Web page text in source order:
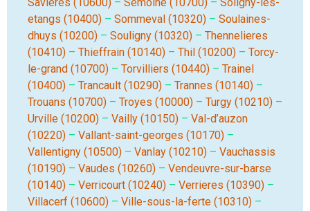
etangs (10400) – Sommeval (10320) – Soulaines-
dhuys (10200) – Souligny (10320) – Thennelieres
(10410) – Thieffrain (10140) – Thil (10200) – Torcy-
le-grand (10700) – Torvilliers (10440) – Trainel
(10400) – Trancault (10290) – Trannes (10140) –
Trouans (10700) – Troyes (10000) – Turgy (10210) –
Urville (10200) – Vailly (10150) – Val-d’auzon
(10220) – Vallant-saint-georges (10170) –
Vallentigny (10500) – Vanlay (10210) – Vauchassis
(10190) – Vaudes (10260) – Vendeuvre-sur-barse
(10140) – Verricourt (10240) – Verrieres (10390) –
Villacerf (10600) – Ville-sous-la-ferte (10310) –